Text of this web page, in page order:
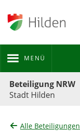
MENÜ
Beteiligung NRW
Stadt Hilden
Alle Beteiligungen